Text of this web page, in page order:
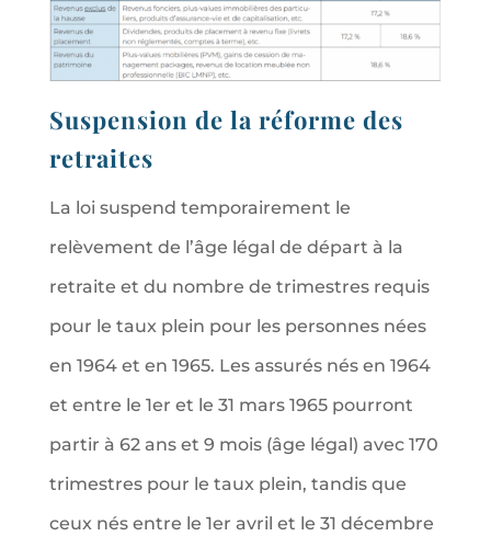
Suspension de la réforme des
retraites
La loi suspend temporairement le
relèvement de l’âge légal de départ à la
retraite et du nombre de trimestres requis
pour le taux plein pour les personnes nées
en 1964 et en 1965. Les assurés nés en 1964
et entre le 1er et le 31 mars 1965 pourront
partir à 62 ans et 9 mois (âge légal) avec 170
trimestres pour le taux plein, tandis que
ceux nés entre le 1er avril et le 31 décembre